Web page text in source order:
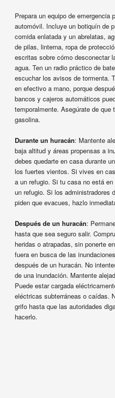
Prepara un equipo de emergencia
automóvil. Incluye un botiquín de
comida enlatada y un abrelatas,
de pilas, linterna, ropa de
escritas sobre cómo desconectar
agua. Ten un radio práctico de
escuchar los avisos de tormenta.
en efectivo a mano, porque
bancos y cajeros automáticos
temporalmente. Asegúrate de que
gasolina.
Durante un huracán: Mantente
baja altitud y áreas propensas a
debes quedarte en casa durante
los fuertes vientos. Si vives en
a un refugio. Si tu casa no está
un refugio. Si los administradores
piden que evacues, hazlo
Después de un huracán:
hasta que sea seguro salir.
heridas o atrapadas, sin ponerte
fuera en busca de las
después de un huracán. No
de una inundación. Mantente
Puede estar cargada
eléctricas subterráneas o caídas.
grifo hasta que las autoridades
hacerlo.